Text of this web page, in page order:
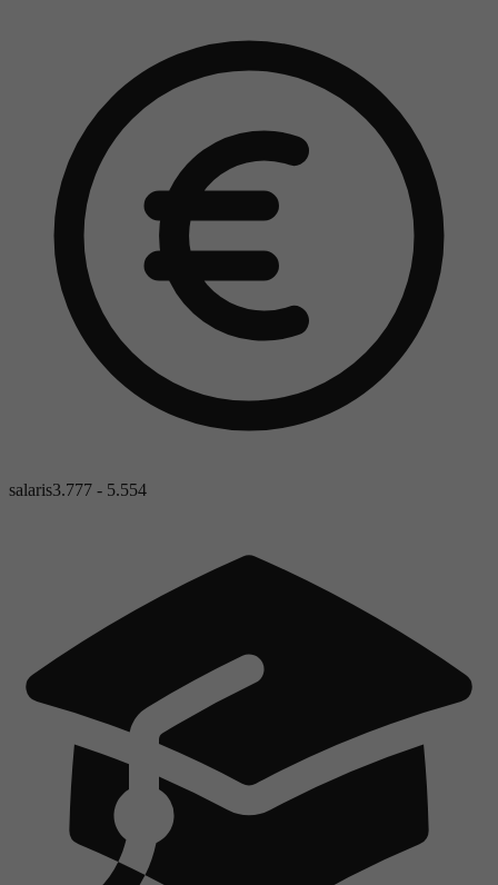
salaris3.777 - 5.554